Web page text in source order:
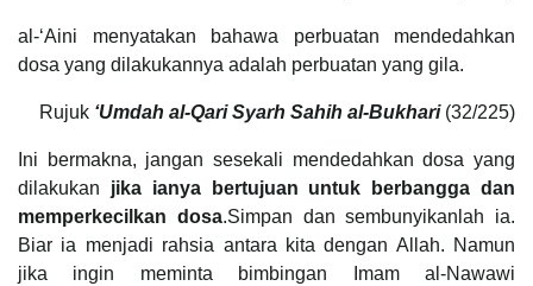
al-‘Aini menyatakan bahawa perbuatan mendedahkan
dosa yang dilakukannya adalah perbuatan yang gila.
Rujuk ‘Umdah al-Qari Syarh Sahih al-Bukhari(32/225)
Ini bermakna, jangan sesekali mendedahkan dosa yang
dilakukan jika ianya bertujuan untuk berbangga dan
memperkecilkan dosa.Simpan dan sembunyikanlah ia.
Biar ia menjadi rahsia antara kita dengan Allah. Namun
jika ingin meminta bimbingan Imam al-Nawawi